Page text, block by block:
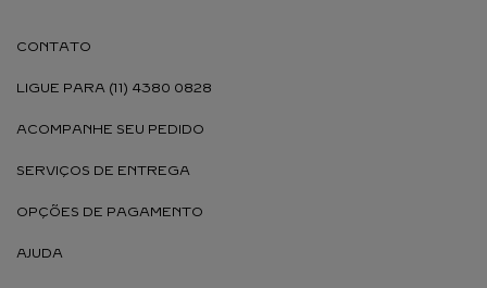
CONTATO
LIGUE PARA (11) 4380 0828
ACOMPANHE SEU PEDIDO
SERVIÇOS DE ENTREGA
OPÇÕES DE PAGAMENTO
AJUDA